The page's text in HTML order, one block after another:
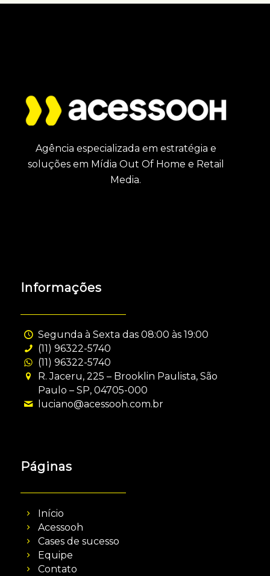
Agência especializada em estratégia e
soluções em Mídia Out Of Home e Retail
Media.
Informações
Segunda à Sexta das 08:00 às 19:00
(11) 96322-5740
(11) 96322-5740
R. Jaceru, 225 – Brooklin Paulista, São
Paulo – SP, 04705-000
luciano@acessooh.com.br
Páginas
Início
Acessooh
Cases de sucesso
Equipe
Contato